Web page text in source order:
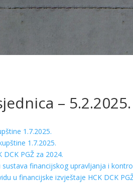
– 5.2.2025.
1.7.2025.
1.7.2025.
DCK PGŽ za 2024.
financijskog upravljanja i
u financijske izvještaje HCK DCK